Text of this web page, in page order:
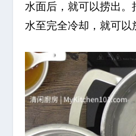
水面后，就可以捞出
水至完全冷却，就可以